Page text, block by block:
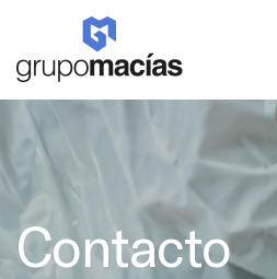
Contacto